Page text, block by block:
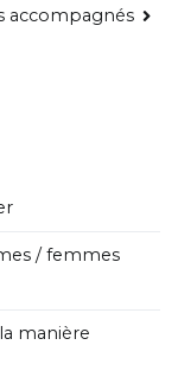
accompagnés
/ femmes
manière